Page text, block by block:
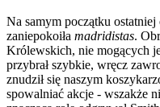
Na samym początku ostatniej
zaniepokoiła madridistas.
Królewskich, nie mogących
przybrał szybkie, wręcz
znudził się naszym
spowalniać akcje - wszakże